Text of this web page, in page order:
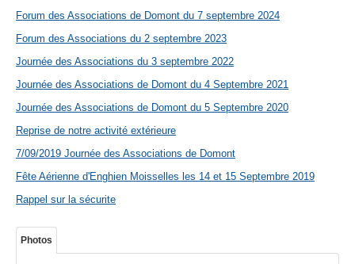
Forum des Associations de Domont du 7 septembre 2024
Forum des Associations du 2 septembre 2023
Journée des Associations du 3 septembre 2022
Journée des Associations de Domont du 4 Septembre 2021
Journée des Associations de Domont du 5 Septembre 2020
Reprise de notre activité extérieure
7/09/2019 Journée des Associations de Domont
Fête Aérienne d'Enghien Moisselles les 14 et 15 Septembre 2019
Rappel sur la sécurite
Photos